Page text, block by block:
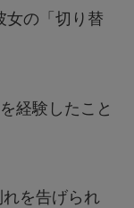
女の「切り替
経験したこと
を告げられ